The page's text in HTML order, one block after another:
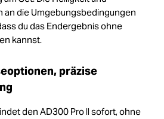
an die Umgebungsbedingungen
du das Endergebnis ohne
kannst.
präzise
den AD300 Pro ll sofort, ohne